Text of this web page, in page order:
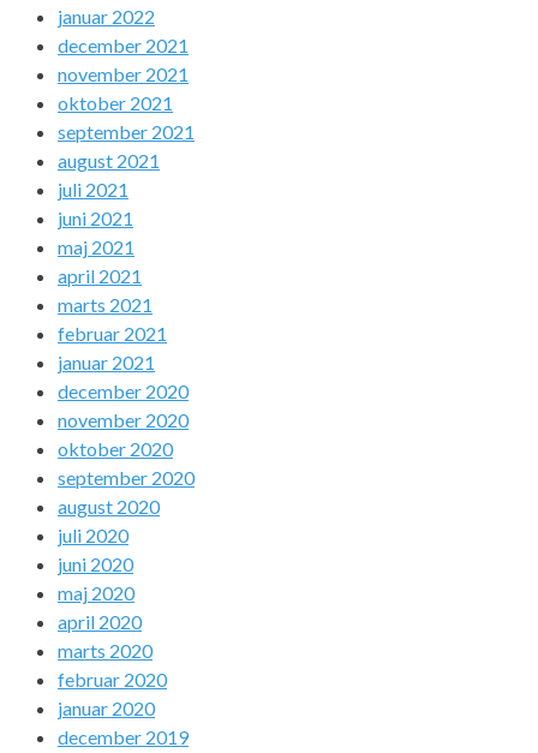
januar 2022
december 2021
november 2021
oktober 2021
september 2021
august 2021
juli 2021
juni 2021
maj 2021
april 2021
marts 2021
februar 2021
januar 2021
december 2020
november 2020
oktober 2020
september 2020
august 2020
juli 2020
juni 2020
maj 2020
april 2020
marts 2020
februar 2020
januar 2020
december 2019